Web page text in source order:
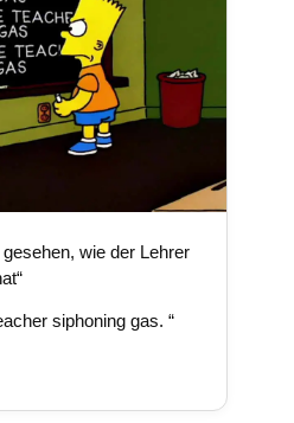
wie der Lehrer
siphoning gas. “